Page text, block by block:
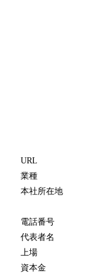
URL
業種
本社所在地
電話番号
代表者名
上場
資本金